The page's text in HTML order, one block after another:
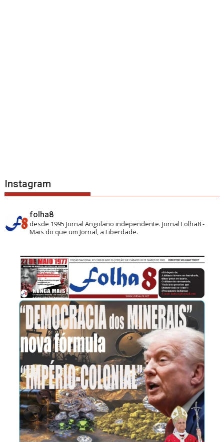
Instagram
folha8
desde 1995 Jornal Angolano independente.Jornal Folha8 -
Mais do que um Jornal, a Liberdade.